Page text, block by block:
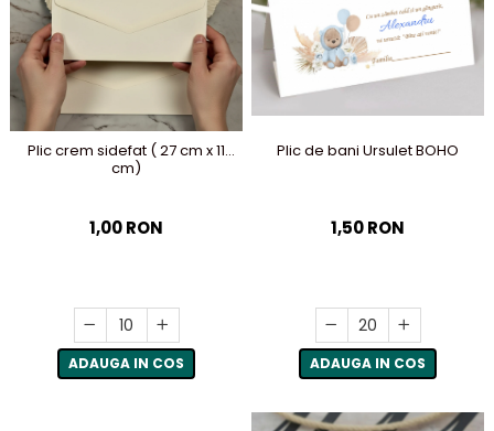
Plic crem sidefat ( 27 cm x 11
cm)
1,00 RON
ADAUGA IN COS
Plic de bani Ursulet BOHO
1,50 RON
ADAUGA IN COS